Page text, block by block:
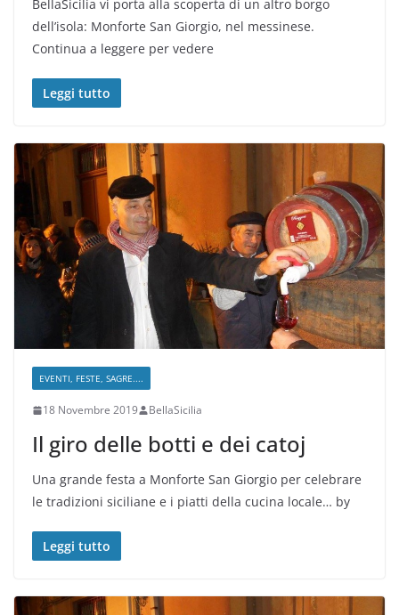
BellaSicilia vi porta alla scoperta di un altro borgo
dell’isola: Monforte San Giorgio, nel messinese.
Continua a leggere per vedere
Leggi tutto
EVENTI, FESTE, SAGRE....
18 Novembre 2019 BellaSicilia
Il giro delle botti e dei catoj
Una grande festa a Monforte San Giorgio per celebrare
le tradizioni siciliane e i piatti della cucina locale… by
Leggi tutto